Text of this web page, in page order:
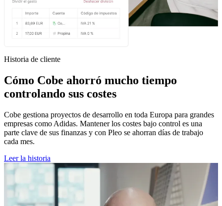
Historia de cliente
Cómo Cobe ahorró mucho tiempo
controlando sus costes
Cobe gestiona proyectos de desarrollo en toda Europa para grandes
empresas como Adidas. Mantener los costes bajo control es una
parte clave de sus finanzas y con Pleo se ahorran días de trabajo
cada mes.
Leer la historia